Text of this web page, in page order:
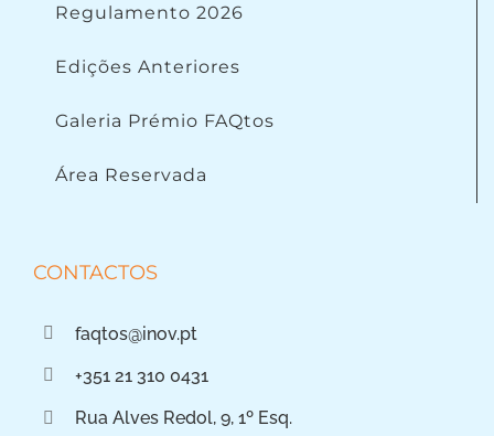
Regulamento 2026
Edições Anteriores
Galeria Prémio FAQtos
Área Reservada
CONTACTOS
faqtos@inov.pt
+351 21 310 0431
Rua Alves Redol, 9, 1º Esq.